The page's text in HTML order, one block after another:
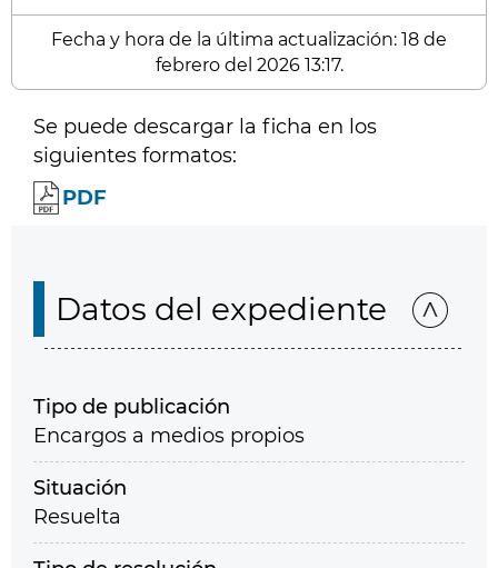
Fecha y hora de la última actualización: 18 de
febrero del 2026 13:17.
Se puede descargar la ficha en los
siguientes formatos:
PDF
Datos del expediente
Tipo de publicación
Encargos a medios propios
Situación
Resuelta